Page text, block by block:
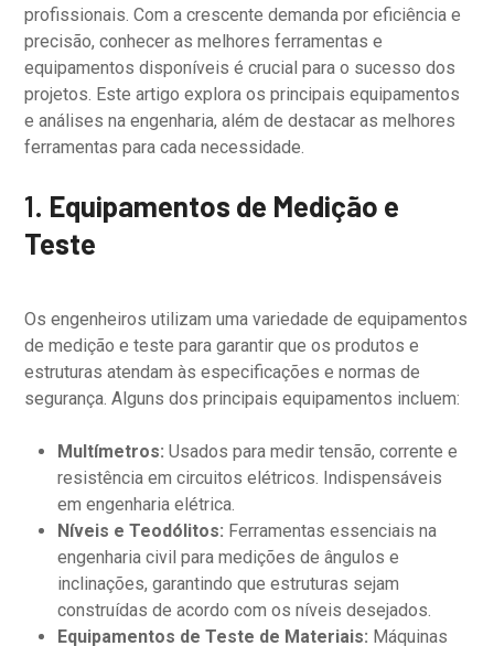
profissionais. Com a crescente demanda por eficiência e
precisão, conhecer as melhores ferramentas e
equipamentos disponíveis é crucial para o sucesso dos
projetos. Este artigo explora os principais equipamentos
e análises na engenharia, além de destacar as melhores
ferramentas para cada necessidade.
1. Equipamentos de Medição e
Teste
Os engenheiros utilizam uma variedade de equipamentos
de medição e teste para garantir que os produtos e
estruturas atendam às especificações e normas de
segurança. Alguns dos principais equipamentos incluem:
Multímetros:Usados para medir tensão, corrente e
resistência em circuitos elétricos. Indispensáveis
em engenharia elétrica.
Níveis e Teodólitos: Ferramentas essenciais na
engenharia civil para medições de ângulos e
inclinações, garantindo que estruturas sejam
construídas de acordo com os níveis desejados.
Equipamentos de Teste de Materiais: Máquinas